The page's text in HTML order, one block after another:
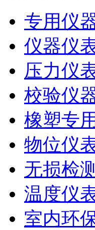
专用仪
仪器仪
压力仪
校验仪
橡塑专
物位仪
无损检
温度仪
室内环